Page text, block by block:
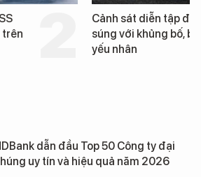
đấu
bảo vệ
Cận cảnh chiến
tống tàu sân
George
dẫn đầu Top 50 Công ty đại
uy tín và hiệu quả năm 2026